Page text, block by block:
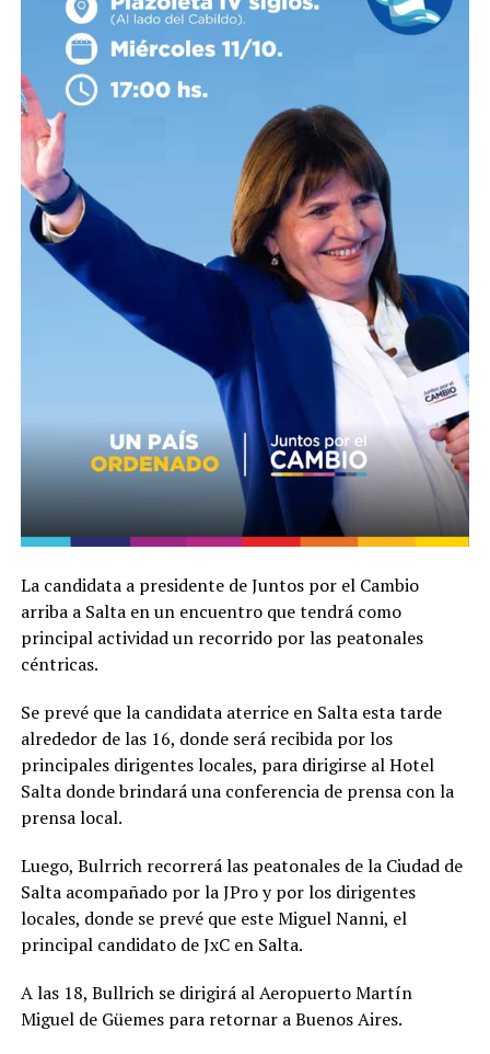
La candidata a presidente de Juntos por el Cambio
arriba a Salta en un encuentro que tendrá como
principal actividad un recorrido por las peatonales
céntricas.
Se prevé que la candidata aterrice en Salta esta tarde
alrededor de las 16, donde será recibida por los
principales dirigentes locales, para dirigirse al Hotel
Salta donde brindará una conferencia de prensa con la
prensa local.
Luego, Bulrrich recorrerá las peatonales de la Ciudad de
Salta acompañado por la JPro y por los dirigentes
locales, donde se prevé que este Miguel Nanni, el
principal candidato de JxC en Salta.
A las 18, Bullrich se dirigirá al Aeropuerto Martín
Miguel de Güemes para retornar a Buenos Aires.